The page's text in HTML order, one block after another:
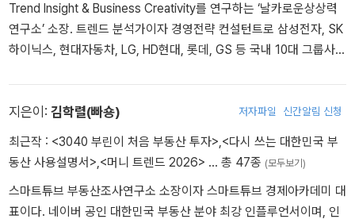
위한 지략을 제시하는 데 힘쓰고 있다. 『한 권으로 먼저 보는 2019년
경제전망』 을 시작으로 여덟 번째 경제전망서를 발간하고 있다. 그 밖
의 주요 저서로는 『경제 읽어주는 남자』 『긴축의 시대』 『경제 읽어주
Trend Insight & Business Creativity를 연구하는 ‘날카로운상상력
연구소’ 소장. 트렌드 분석가이자 경영전략 컨설턴트로 삼성전자, SK
하이닉스, 현대자동차, LG, HD현대, 롯데, GS 등 국내 10대 그룹사
설팅 프로젝트를 수행했다. 〈한국경제신문〉, 〈한겨레신문〉, 〈머니투데
이〉 등에서 칼럼니스트로 활동했고, 휴넷CEO, SERICEO 등에서 대한
민국 CEO들을 대상으로 최신 트렌드를 분석하고 인사이트를 제공했
다. 저서로 《라이프 트렌드 2026 : 인간증명+경험사치》, 《머니 트렌
드 2026》(공저), 《언컨택트Uncontact》, 《프로페셔널 스튜던트Pro
fessional Student》, 《요즘 애들, 요즘 어른들》, 《ESG 2.0》 등 50
지은이: 김학렬(빠숑) 저자파일 신간알림 신청
최근작 : <3040 부린이 처음 부동산 투자>,<다시 쓰는 대한민국 부
동산 사용설명서>,<머니 트렌드 2026> … 총 47종 (모두보기)
스마트튜브 부동산조사연구소 소장이자 스마트튜브 경제아카데미 대
표이다. 네이버 공인 대한민국 부동산 분야 최강 인플루언서이며, 인